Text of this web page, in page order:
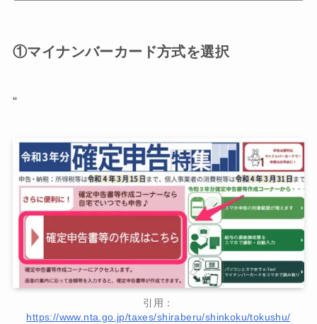
①マイナンバーカード方式を選択
“
引用：
https://www.nta.go.jp/taxes/shiraberu/shinkoku/tokushu/